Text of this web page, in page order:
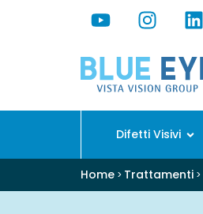
Difetti Visivi
Home > Trattamenti >